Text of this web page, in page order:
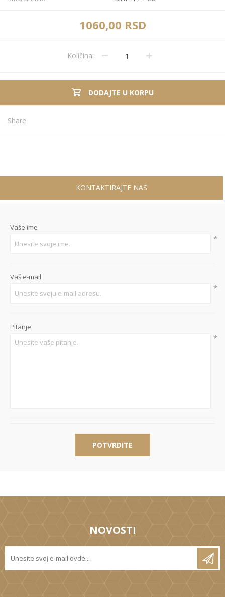
1060,00 RSD
Količina:
DODAJTE U KORPU
Share
KONTAKTIRAJTE NAS
Vaše ime
*
Vaš e-mail
*
Pitanje
*
POTVRDITE
NOVOSTI